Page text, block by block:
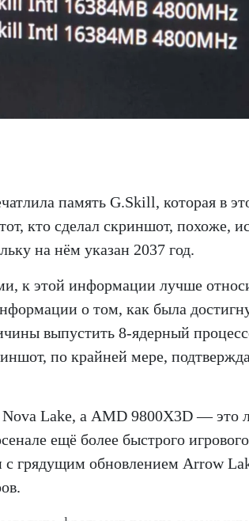
память G.Skill, которая в
кто сделал скриншот, похоже,
на нём указан 2037 год.
к этой информации лучше
о том, как была
выпустить 8-ядерный
по крайней мере,
Lake, а AMD 9800X3D — это
ещё более быстрого
грядущим обновлением Arrow